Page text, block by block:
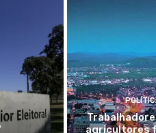
agricultores